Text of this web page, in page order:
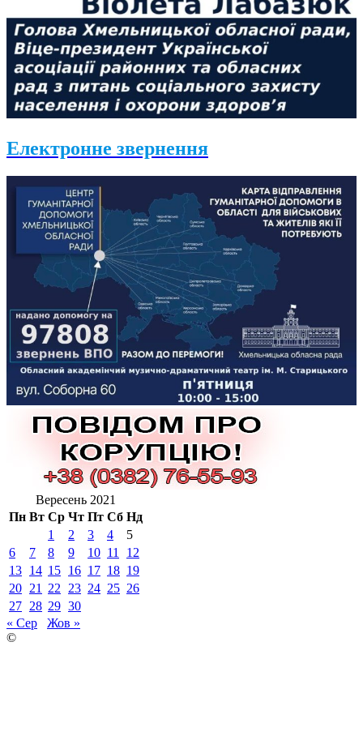
Електронне звернення
Вересень 2021
Пн Вт Ср Чт Пт Сб Нд
1
2 3 4
5
6
7 8 9 10 11
12
13 14 15 16 17 18 19
20 21 22 23 24 25 26
27 28 29 30
« Сер
Жов »
©